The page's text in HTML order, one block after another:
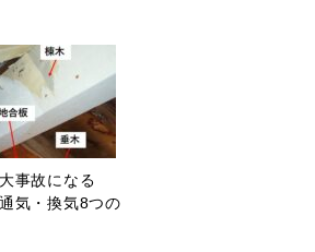
事故になる
気・換気8つの